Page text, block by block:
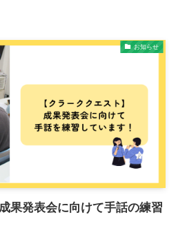
お知らせ
果発表会に向けて手話の練習